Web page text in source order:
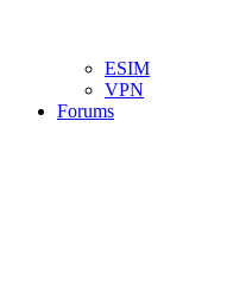
ESIM
VPN
Forums